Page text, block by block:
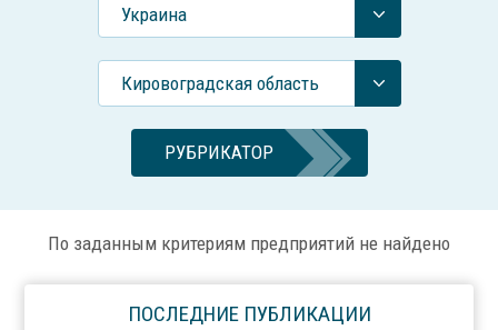
Украина
Кировоградская область
РУБРИКАТОР
По заданным критериям предприятий не найдено
ПОСЛЕДНИЕ ПУБЛИКАЦИИ